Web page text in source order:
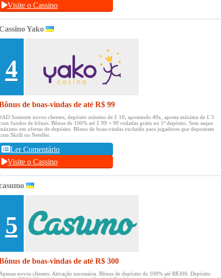
Visite o Cassino
Yako
4
de boas-vindas de até R$ 99
Somente novos clientes, depósito mínimo de £ 10, apostando 40x, aposta máxima de £ 5
fundos de bônus. Bônus de 100% até £ 99 + 99 rodadas grátis no 1º depósito. Sem saque
em ofertas de depósito. Bônus de boas-vindas excluído para jogadores que depositam
Skrill ou Neteller.
Ler Comentário
Visite o Cassino
5
de boas-vindas de até R$ 300
novos clientes. Ativação necessária. Bônus de depósito de 100% até R$300. Depósito